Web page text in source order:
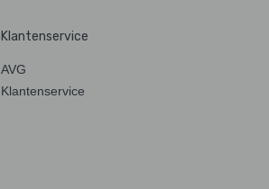
Klantenservice
AVG
Klantenservice